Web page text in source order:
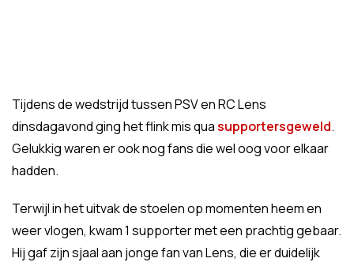
Tijdens de wedstrijd tussen PSV en RC Lens
dinsdagavond ging het flink mis quasupportersgeweld.
Gelukkig waren er ook nog fans die wel oog voor elkaar
hadden.
Terwijl in het uitvak de stoelen op momenten heem en
weer vlogen, kwam 1 supporter met een prachtig gebaar.
Hij gaf zijn sjaal aan jonge fan van Lens, die er duidelijk